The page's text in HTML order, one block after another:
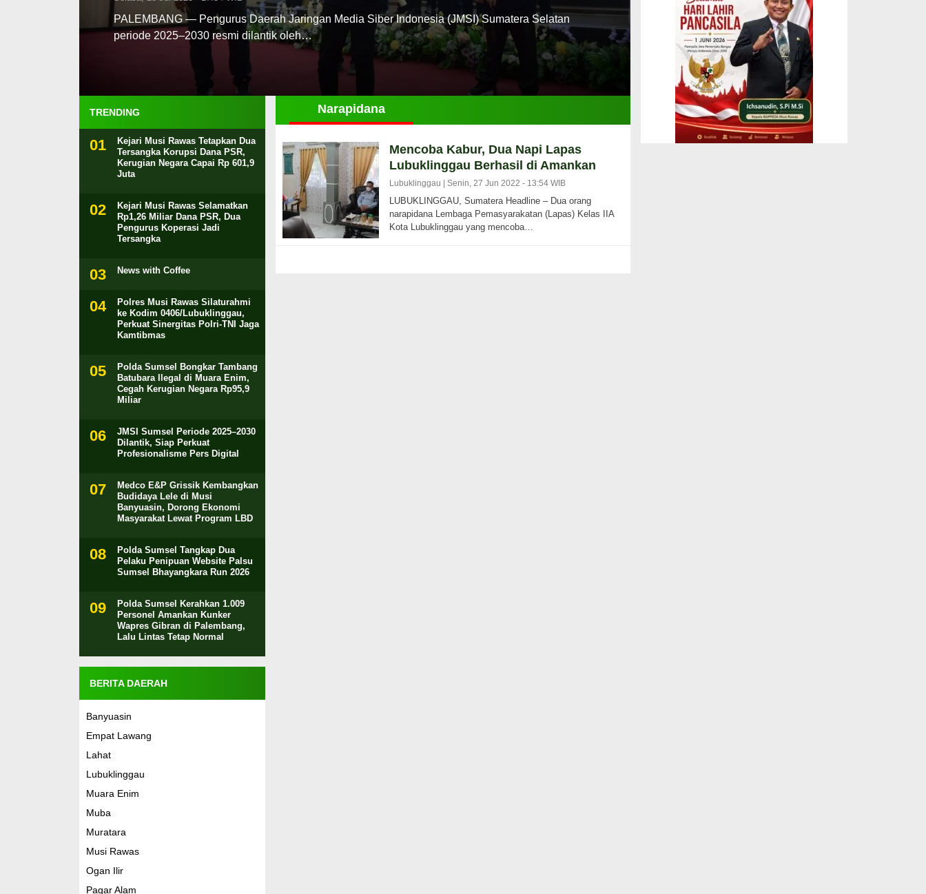
PALEMBANG — Pengurus Daerah Jaringan Media Siber Indonesia (JMSI) Sumatera Selatan
periode 2025–2030 resmi dilantik oleh…
TRENDING
Kejari Musi Rawas Tetapkan Dua
Tersangka Korupsi Dana PSR,
Kerugian Negara Capai Rp 601,9
Juta
Kejari Musi Rawas Selamatkan
Rp1,26 Miliar Dana PSR, Dua
Pengurus Koperasi Jadi
Tersangka
News with Coffee
Polres Musi Rawas Silaturahmi
ke Kodim 0406/Lubuklinggau,
Perkuat Sinergitas Polri-TNI Jaga
Kamtibmas
Polda Sumsel Bongkar Tambang
Batubara Ilegal di Muara Enim,
Cegah Kerugian Negara Rp95,9
Miliar
JMSI Sumsel Periode 2025–2030
Dilantik, Siap Perkuat
Profesionalisme Pers Digital
Medco E&P Grissik Kembangkan
Budidaya Lele di Musi
Banyuasin, Dorong Ekonomi
Masyarakat Lewat Program LBD
Polda Sumsel Tangkap Dua
Pelaku Penipuan Website Palsu
Sumsel Bhayangkara Run 2026
Polda Sumsel Kerahkan 1.009
Personel Amankan Kunker
Wapres Gibran di Palembang,
Lalu Lintas Tetap Normal
BERITA DAERAH
Banyuasin
Empat Lawang
Lahat
Lubuklinggau
Muara Enim
Muba
Muratara
Musi Rawas
Ogan Ilir
Pagar Alam
Narapidana
Mencoba Kabur, Dua Napi Lapas
Lubuklinggau Berhasil di Amankan
Lubuklinggau | Senin, 27 Jun 2022 - 13:54 WIB
LUBUKLINGGAU, Sumatera Headline – Dua orang
narapidana Lembaga Pemasyarakatan (Lapas) Kelas IIA
Kota Lubuklinggau yang mencoba…